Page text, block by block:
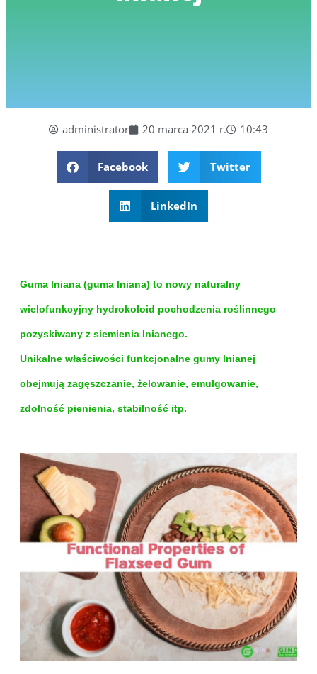
administrator 20 marca 2021 r. 10:43
Facebook Twitter
LinkedIn
Guma lniana (guma lniana) to nowy naturalny
wielofunkcyjny hydrokoloid pochodzenia roślinnego
pozyskiwany z siemienia lnianego.
Unikalne właściwości funkcjonalne gumy lnianej
obejmują zagęszczanie, żelowanie, emulgowanie,
zdolność pienienia, stabilność itp.